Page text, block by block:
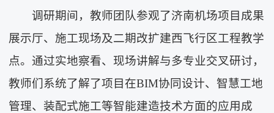
调研期间，教师团队参观了济南机场项目成果
展示厅、施工现场及二期改扩建西飞行区工程教学
点。通过实地察看、现场讲解与多专业交叉研讨，
教师们系统了解了项目在BIM协同设计、智慧工地
管理、装配式施工等智能建造技术方面的应用成